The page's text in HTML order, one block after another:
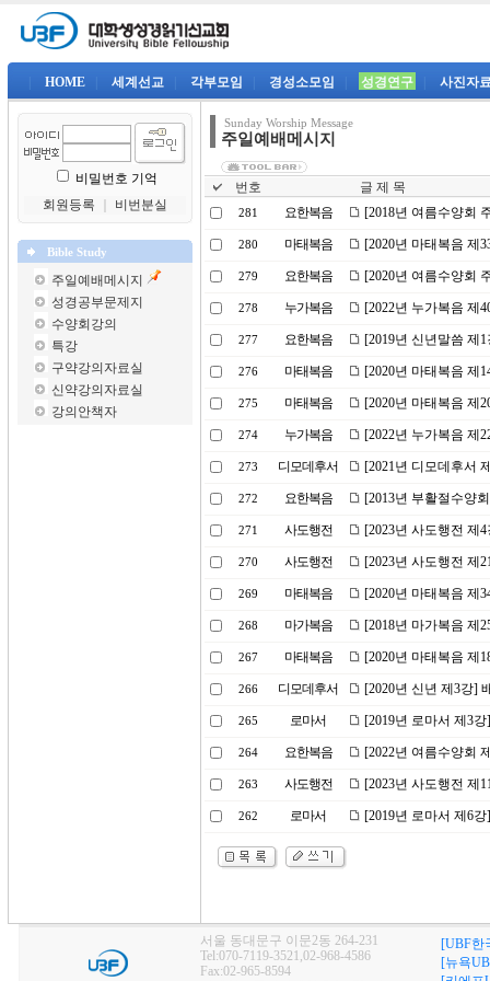
HOME 세계선교 각부모임 경성소모임 성경연구 사진자
비밀번호 기억
회원등록
비번분실
Bible Study
주일예배메시지
성경공부문제지
수양회강의
특강
구약강의자료실
신약강의자료실
강의안책자
Sunday Worship Message
주일예배메시지
번호 글 제 목
281 요한복음 [2018년 여름수양회
280 마태복음 [2020년 마태복음 제
279 요한복음 [2020년 여름수양회
278 누가복음 [2022년 누가복음 제
277 요한복음 [2019년 신년말씀 제
276 마태복음 [2020년 마태복음 제
275 마태복음 [2020년 마태복음 제
274 누가복음 [2022년 누가복음 제
273 디모데후서 [2021년 디모데후서
272 요한복음 [2013년 부활절수양
271 사도행전 [2023년 사도행전 제
270 사도행전 [2023년 사도행전 제
269 마태복음 [2020년 마태복음 제
268 마가복음 [2018년 마가복음 제
267 마태복음 [2020년 마태복음 제
266 디모데후서 [2020년 신년 제3강]
265 로마서 [2019년 로마서 제3
264 요한복음 [2022년 여름수양회
263 사도행전 [2023년 사도행전 제
262 로마서 [2019년 로마서 제6
서울 동대문구 이문2동 264-231
Tel:070-7119-3521,02-968-4586
Fax:02-965-8594
[UBF한
[뉴욕